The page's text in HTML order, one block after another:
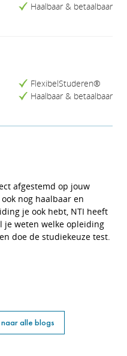
Haalbaar & betaalbaar
FlexibelStuderen®
Haalbaar & betaalbaar
afgestemd op jouw
nog haalbaar en
je ook hebt, NTI heeft
je weten welke opleiding
doe de studiekeuze test.
alle blogs